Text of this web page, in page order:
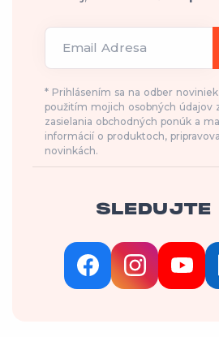
Email Adresa
* Prihlásením sa na odber
použitím mojich osobných údajov
zasielania obchodných ponúk a
informácií o produktoch,
novinkách.
SLEDUJTE